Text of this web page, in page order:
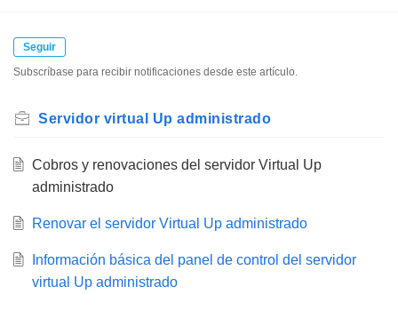
Seguir
Subscríbase para recibir notificaciones desde este artículo.
Servidor virtual Up administrado
Cobros y renovaciones del servidor Virtual Up
administrado
Renovar el servidor Virtual Up administrado
Información básica del panel de control del servidor
virtual Up administrado